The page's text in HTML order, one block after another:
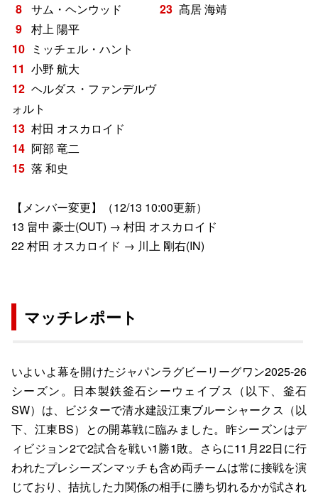
サム・ヘンウッド
村上 陽平
ミッチェル・ハント
小野 航大
ヘルダス・ファンデルヴ
ォルト
村田 オスカロイド
阿部 竜二
落 和史
23 髙居 海靖
【メンバー変更】（12/13 10:00更新）
13 畠中 豪士(OUT) → 村田 オスカロイド
22 村田 オスカロイド → 川上 剛右(IN)
マッチレポート
いよいよ幕を開けたジャパンラグビーリーグワン2025-26
シーズン。日本製鉄釜石シーウェイブス（以下、釜石
SW）は、ビジターで清水建設江東ブルーシャークス（以
下、江東BS）との開幕戦に臨みました。昨シーズンはデ
ィビジョン2で2試合を戦い1勝1敗。さらに11月22日に行
われたプレシーズンマッチも含め両チームは常に接戦を演
じており、拮抗した力関係の相手に勝ち切れるかが試され